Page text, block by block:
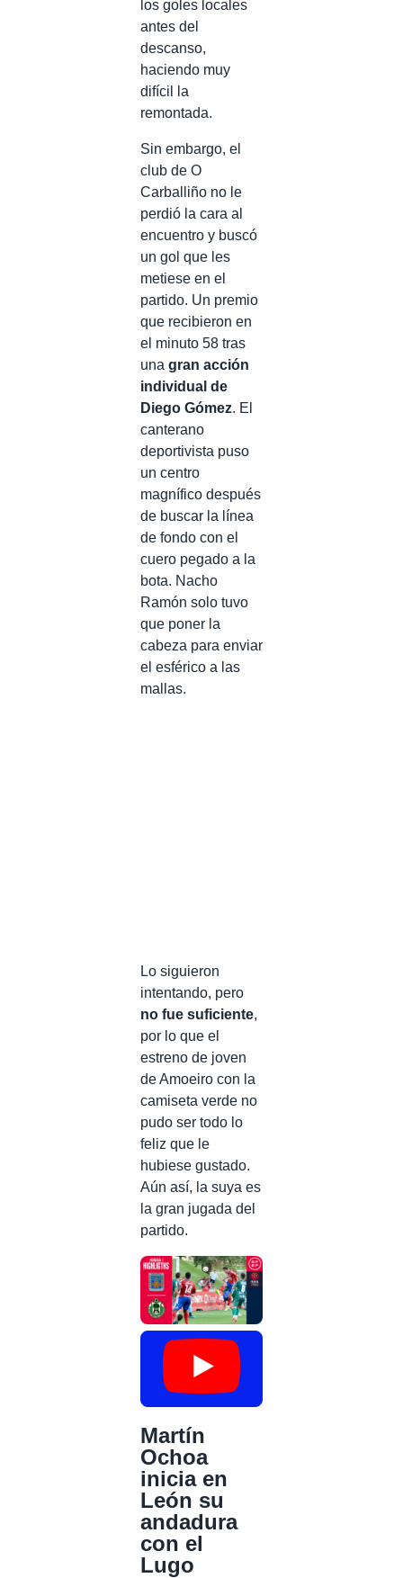
los goles locales
antes del
descanso,
haciendo muy
difícil la
remontada.
Sin embargo, el
club de O
Carballiño no le
perdió la cara al
encuentro y buscó
un gol que les
metiese en el
partido. Un premio
que recibieron en
el minuto 58 tras
una gran acción
individual de
Diego Gómez. El
canterano
deportivista puso
un centro
magnífico después
de buscar la línea
de fondo con el
cuero pegado a la
bota. Nacho
Ramón solo tuvo
que poner la
cabeza para enviar
el esférico a las
mallas.
Lo siguieron
intentando, pero
no fue suficiente,
por lo que el
estreno de joven
de Amoeiro con la
camiseta verde no
pudo ser todo lo
feliz que le
hubiese gustado.
Aún así, la suya es
la gran jugada del
partido.
Martín
Ochoa
inicia en
León su
andadura
con el
Lugo